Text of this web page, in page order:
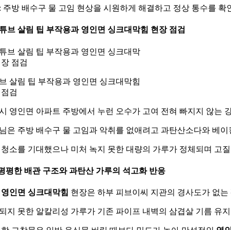
주방 배수구 물 고임 현상을 시원하게 해결하고 정상 통수를 확
브 살림 팁 부작용과 영인면 싱크대막힘 현장 점검
살림 팁 부작용과 영인면 싱크대막힘
검
영인면 아파트 주방에서 누런 오수가 고여 전혀 빠지지 않는
은 주방 배수구 물 고임과 악취를 없애려고 과탄산소다와 베
소를 기대했으나 미처 녹지 못한 대량의 가루가 정체되며 고
평한 배관 구조와 과탄산 가루의 석고화 반응
영인면 싱크대막힘 현장은 하부 피브이씨 지관의 경사도가 없
지 못한 알칼리성 가루가 기존 파이프 내벽의 삼겹살 기름 유